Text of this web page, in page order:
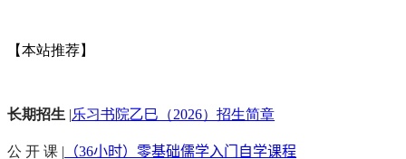
【本站推荐】
长期招生 |乐习书院乙巳（2026）招生简章
公 开 课 | （36小时）零基础儒学入门自学课程